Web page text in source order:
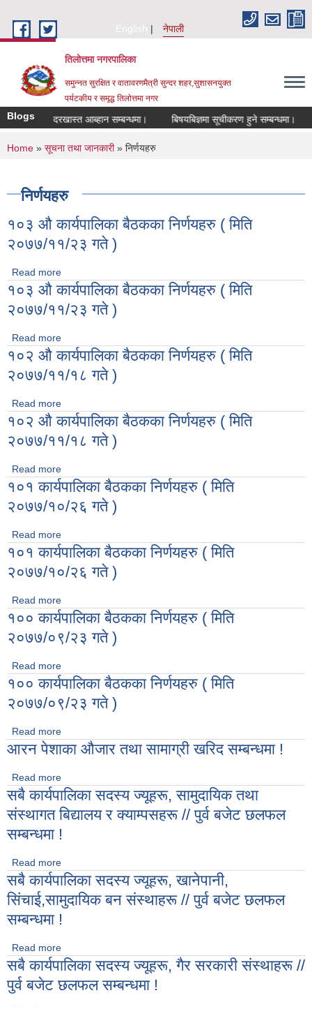
English
नेपाली
तिलोत्तमा नगरपालिका
समुन्नत सुरक्षित र वातावरणमैत्री सुन्दर शहर,सुशासनयुक्त
पर्यटकीय र समृद्ध तिलाेत्तमा नगर
Blogs
लागि दरखास्त आब्हान सम्बन्धमा। बिषयबिज्ञमा सूचीकरण हुने सम्बन्धमा।
You are here
Home » सूचना तथा जानकारी» निर्णयहरु
निर्णयहरु
१०३ औ कार्यपालिका बैठकका निर्णयहरु ( मिति
२०७७/११/२३ गते )
Read more
)
१०३ औ कार्यपालिका बैठकका निर्णयहरु ( मिति
२०७७/११/२३ गते )
Read more
)
१०२ औ कार्यपालिका बैठकका निर्णयहरु ( मिति
२०७७/११/१८ गते )
Read more
)
१०२ औ कार्यपालिका बैठकका निर्णयहरु ( मिति
२०७७/११/१८ गते )
Read more
)
१०१ कार्यपालिका बैठकका निर्णयहरु ( मिति
२०७७/१०/२६ गते )
Read more
१०१ कार्यपालिका बैठकका निर्णयहरु ( मिति
२०७७/१०/२६ गते )
Read more
१०० कार्यपालिका बैठकका निर्णयहरु ( मिति
२०७७/०९/२३ गते )
Read more
१०० कार्यपालिका बैठकका निर्णयहरु ( मिति
२०७७/०९/२३ गते )
Read more
आरन पेशाका औजार तथा सामाग्री खरिद सम्बन्धमा !
Read more
सबै कार्यपालिका सदस्य ज्यूहरू, सामुदायिक तथा
संस्थागत बिद्यालय र क्याम्पसहरू // पुर्व बजेट छलफल
सम्बन्धमा !
Read more
र क्याम्पसहरू // पुर्व बजेट छलफल सम्बन्धमा !
सबै कार्यपालिका सदस्य ज्यूहरू, खानेपानी,
सिंचाई,सामुदायिक बन संस्थाहरू // पुर्व बजेट छलफल
सम्बन्धमा !
Read more
संस्थाहरू // पुर्व बजेट छलफल सम्बन्धमा !
सबै कार्यपालिका सदस्य ज्यूहरू, गैर सरकारी संस्थाहरू //
पुर्व बजेट छलफल सम्बन्धमा !